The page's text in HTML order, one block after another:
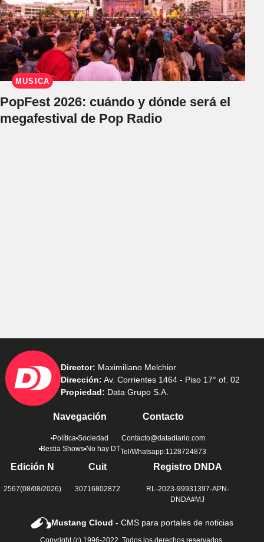
MÚSICA
PopFest 2026: cuándo y dónde será el
megafestival de Pop Radio
Director: Maximiliano Melchior
Dirección: Av. Corrientes 1464 - Piso 17° of. 02
Propiedad: Data Grupo S.A.
Navegación
Política Sociedad
Bestia Shows No hay DT
Contacto
Contacto@datadiario.com
Tel/Whatsapp:1128724873
Edición N
2567(08/08/2026)
Cuit
30716802872
Registro DNDA
RL-2023-99931397-APN-
DNDA#MJ
Mustang Cloud -CMS para portales de noticias